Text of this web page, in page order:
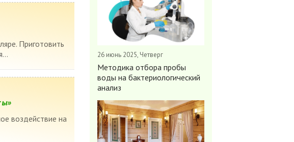
Приготовить
воздействие на
26 июнь 2025, Четверг
Методика отбора пробы
воды на бактериологический
анализ